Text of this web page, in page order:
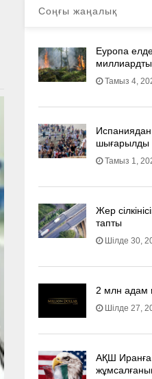
Соңғы жаңалық
Еуропа
Тамыз 4,
шығарылды
Тамыз 1,
Жер
тапты
Шілде 30,
2 млн адам
Шілде 27,
АҚШ Иранға